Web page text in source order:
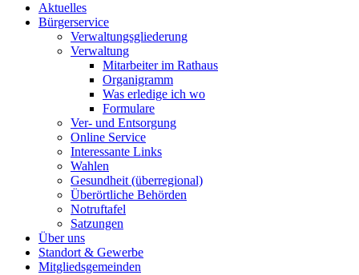
Aktuelles
Bürgerservice
Verwaltungsgliederung
Verwaltung
Mitarbeiter im Rathaus
Organigramm
Was erledige ich wo
Formulare
Ver- und Entsorgung
Online Service
Interessante Links
Wahlen
Gesundheit (überregional)
Überörtliche Behörden
Notruftafel
Satzungen
Über uns
Standort & Gewerbe
Mitgliedsgemeinden